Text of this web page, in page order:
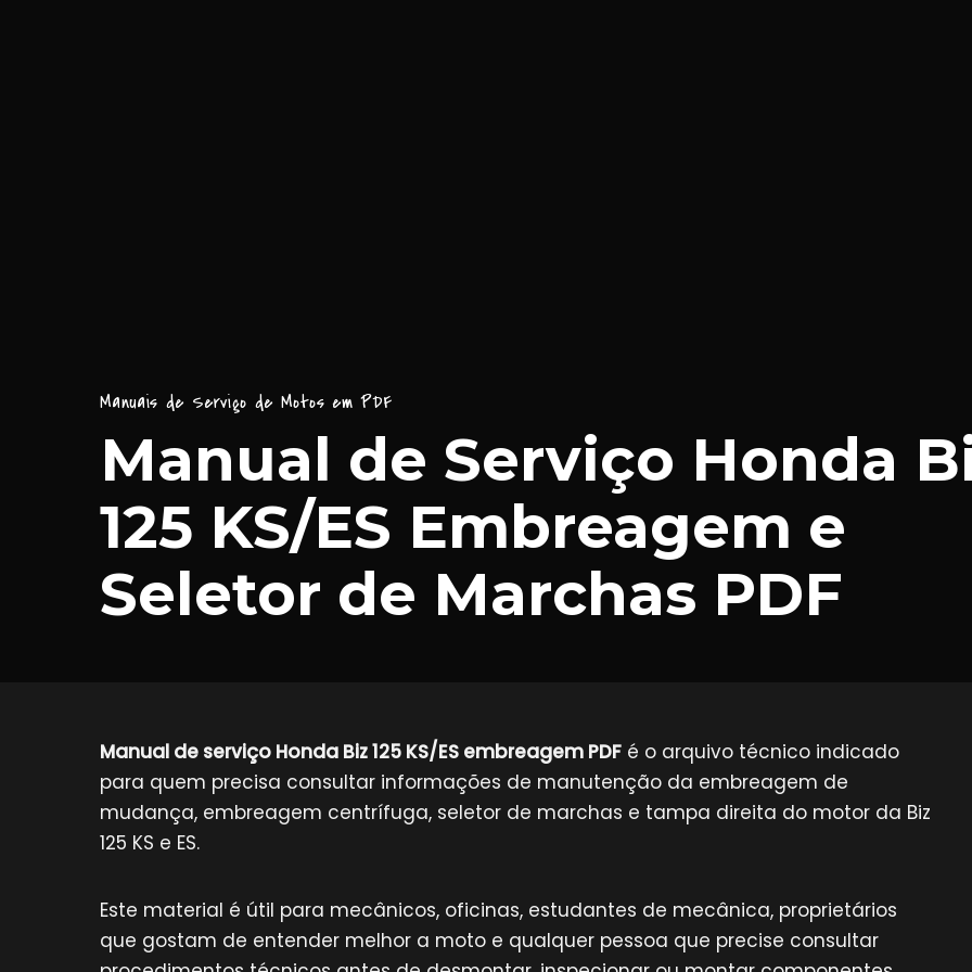
Manuais de Serviço de Motos em PDF
Manual de Serviço Honda
125 KS/ES Embreagem e
Seletor de Marchas PDF
Manual de serviço Honda Biz 125 KS/ES embreagem PDF é o arquivo técnico indicado
para quem precisa consultar informações de manutenção da embreagem de
mudança, embreagem centrífuga, seletor de marchas e tampa direita do motor da Biz
125 KS e ES.
Este material é útil para mecânicos, oficinas, estudantes de mecânica, proprietários
que gostam de entender melhor a moto e qualquer pessoa que precise consultar